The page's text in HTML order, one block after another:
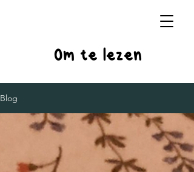
Om te lezen
Blog